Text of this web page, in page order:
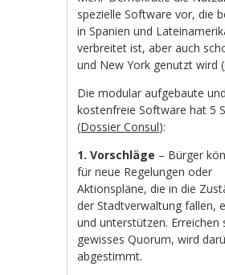
spezielle Software vor, die
in Spanien und
verbreitet ist, aber auch
und New York genutzt wird (
Die modular aufgebaute und
kostenfreie Software hat 5
(Dossier Consul):
1. Vorschläge – Bürger
für neue Regelungen oder
Aktionspläne, die in die
der Stadtverwaltung fallen,
und unterstützen. Erreichen
gewisses Quorum, wird
abgestimmt.